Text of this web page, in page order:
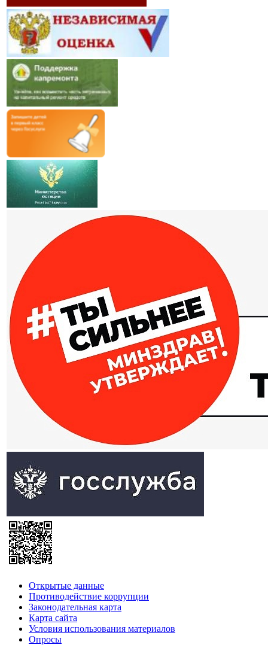
Открытые данные
Противодействие коррупции
Законодательная карта
Карта сайта
Условия использования материалов
Опросы